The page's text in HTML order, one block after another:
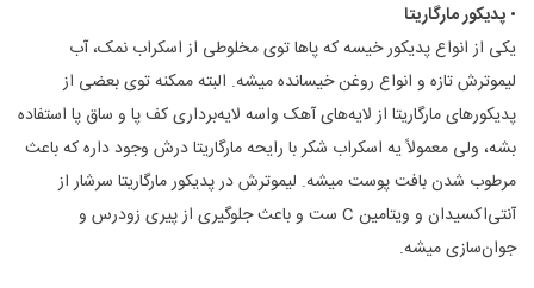
• پدیکور مارگاریتا
یکی از انواع پدیکور خیسه که پاها توی مخلوطی از اسکراب نمک، آب
لیموترش تازه و انواع روغن خیسانده میشه. البته ممکنه توی بعضی از
پدیکورهای مارگاریتا از لایه‌های آهک واسه لایه‌برداری کف پا و ساق‌ پا استفاده
بشه، ولی معمولاً یه اسکراب شکر با رایحه مارگاریتا درش وجود داره که باعث
مرطوب شدن بافت پوست میشه. لیموترش در پدیکور مارگاریتا سرشار از
آنتی‌اکسیدان و ویتامین C ست و باعث جلوگیری از پیری زودرس و
جوان‌سازی میشه.